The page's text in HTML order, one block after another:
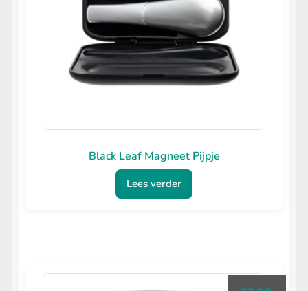
Black Leaf Magneet Pijpje
Lees verder